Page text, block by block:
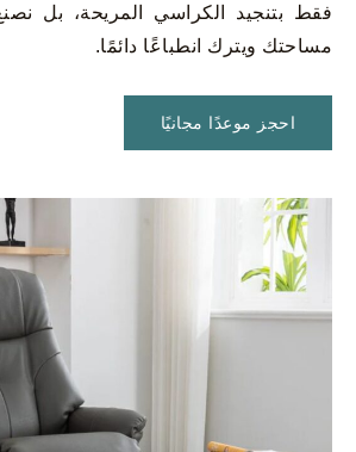
فقط بتنجيد الكراسي المريحة، بل
مساحتك ويترك انطباعًا دائمًا.
احجز موعدًا مجانيًا